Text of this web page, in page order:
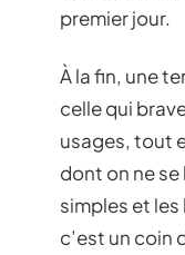
premier jour.
À la fin, une
celle qui
usages, tout
dont on ne
simples et
c’est un coin